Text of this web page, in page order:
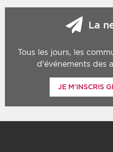
La
Tous les jours, les
d'événements des
JE M'INSCRIS